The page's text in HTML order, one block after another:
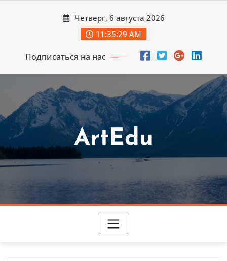
Четверг, 6 августа 2026
11:35:31 AM
Подписаться на нас
ArtEdu